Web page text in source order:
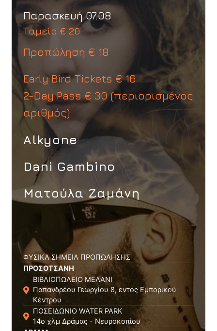
Παρασκευή 07.08
Ταμείο € 20
Προπώληση € 18
Early Bird Tickets € 16
2-Day Pass € 30 (περιορισμένος
αριθμός)
Alkyone
Dani Gambino
Ματούλα Ζαμάνη
ΦΥΣΙΚΑ ΣΗΜΕΙΑ ΠΡΟΠΩΛΗΣΗΣ
ΠΡΟΣΟΤΣΑΝΗ
ΒΙΒΛΙΟΠΩΛΕΙΟ ΜΕΛΑΝΙ
Παπανδρέου Γεωργίου 8, εντός Εμπορικού
Κέντρου
ΠΟΣΕΙΔΩΝΙΟ WATER PARK
14ο χλμ Δράμας - Νευροκοπίου